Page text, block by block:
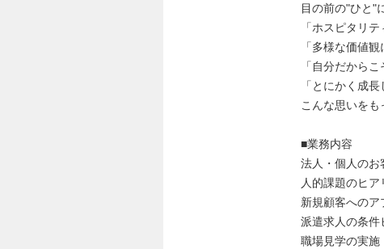
目の前の"ひと"
「ホスピタリ
「多様な価値
「自分だから
「とにかく成
こんな思いをも
■業務内容
法人・個人のお
人的課題のヒア
新規顧客へのア
派遣求人の条件
職場見学の実施